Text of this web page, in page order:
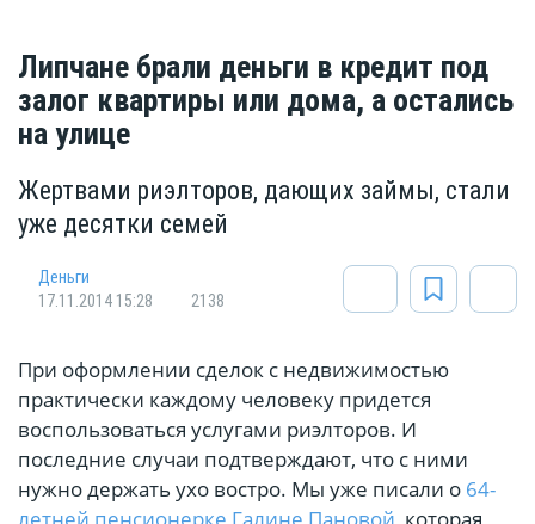
Липчане брали деньги в кредит под
залог квартиры или дома, а остались
на улице
Жертвами риэлторов, дающих займы, стали
уже десятки семей
Деньги
17.11.2014 15:28
2138
При оформлении сделок с недвижимостью
практически каждому человеку придется
воспользоваться услугами риэлторов. И
последние случаи подтверждают, что с ними
нужно держать ухо востро. Мы уже писали о 64-